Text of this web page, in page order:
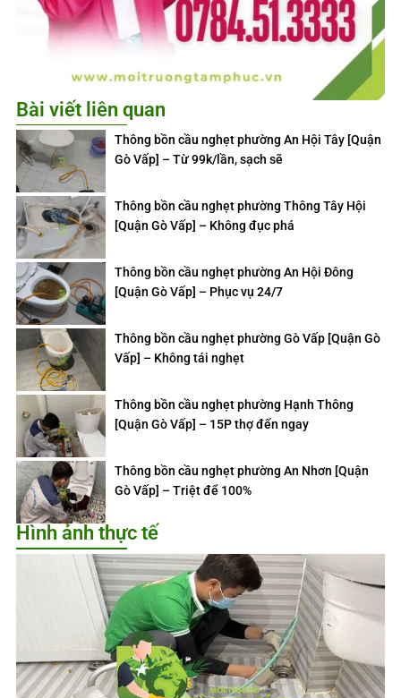
Bài viết liên quan
Thông bồn cầu nghẹt phường An Hội Tây [Quận
Gò Vấp] – Từ 99k/lần, sạch sẽ
Thông bồn cầu nghẹt phường Thông Tây Hội
[Quận Gò Vấp] – Không đục phá
Thông bồn cầu nghẹt phường An Hội Đông
[Quận Gò Vấp] – Phục vụ 24/7
Thông bồn cầu nghẹt phường Gò Vấp [Quận Gò
Vấp] – Không tái nghẹt
Thông bồn cầu nghẹt phường Hạnh Thông
[Quận Gò Vấp] – 15P thợ đến ngay
Thông bồn cầu nghẹt phường An Nhơn [Quận
Gò Vấp] – Triệt để 100%
Hình ảnh thực tế